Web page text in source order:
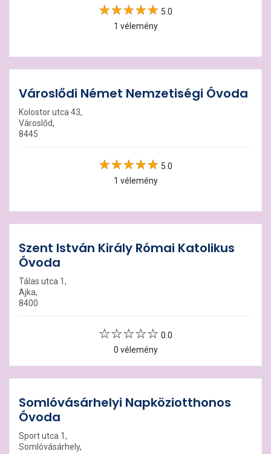
5.0
1 vélemény
Városlődi Német Nemzetiségi Óvoda
Kolostor utca 43,
Városlőd,
8445
5.0
1 vélemény
Szent István Király Római Katolikus
Óvoda
Tálas utca 1,
Ajka,
8400
0.0
0 vélemény
Somlóvásárhelyi Napköziotthonos
Óvoda
Sport utca 1,
Somlóvásárhely,